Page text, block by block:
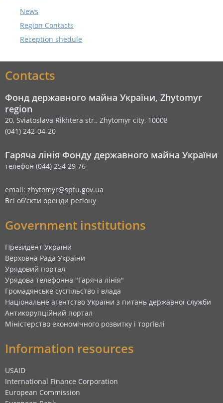
News
Region Contacts
Reception shedule
Contacts
Фонд державного майна України, Zhytomyr
region
20, Sviatoslava Rikhtera str., Zhytomyr city, 10008
(041) 242-04-20
Гаряча лінія Фонду державного майна України
телефон (044) 254 29 76
email: zhytomyr@spfu.gov.ua
Всі об'єкти оренди регіону
Government institutions
Президент України
Верховна Рада України
Урядовий портал
Урядова телефонна "Гаряча лінія"
Громадянське суспільство і влада
Національне агентство України з питань державної служби
Антикорупційний портал
Міністерство економічного розвитку і торгівлі
Information resources
USAID
International Finance Corporation
European Commission